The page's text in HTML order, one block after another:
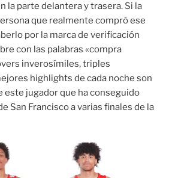
la parte delantera y trasera. Si la
que realmente compró ese
por la marca de verificación
con las palabras «compra
inverosímiles, triples
highlights de cada noche son
este jugador que ha conseguido
San Francisco a varias finales de la